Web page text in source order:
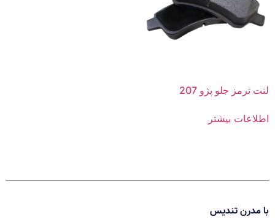
لنت ترمز جلو پژو 207
اطلاعات بیشتر
با مدرن تندیس